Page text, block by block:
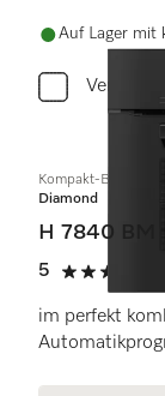
Auf Lager mit
Kompakt-Backofen
Diamond
H 7840 BM
5
5 Sterne von
im perfekt